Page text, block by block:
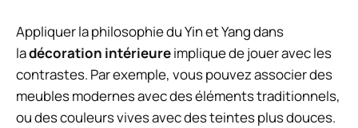
Appliquer la philosophie du Yin et Yang dans
ladécoration intérieureimplique de jouer avec les
contrastes. Par exemple, vous pouvez associer des
meubles modernes avec des éléments traditionnels,
ou des couleurs vives avec des teintes plus douces.